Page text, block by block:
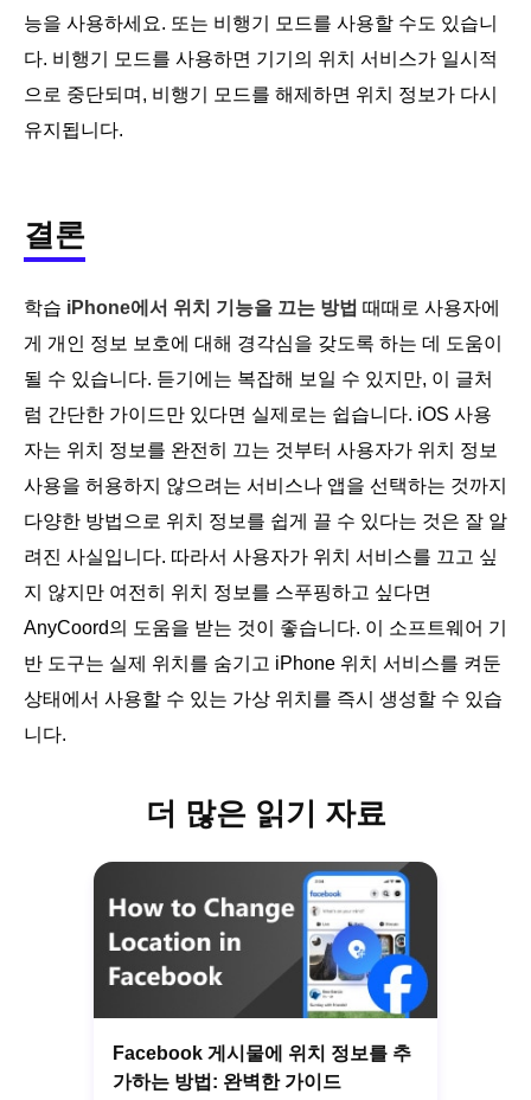
능을 사용하세요. 또는 비행기 모드를 사용할 수도 있습니
다. 비행기 모드를 사용하면 기기의 위치 서비스가 일시적
으로 중단되며, 비행기 모드를 해제하면 위치 정보가 다시
유지됩니다.
결론
학습 iPhone에서 위치 기능을 끄는 방법 때때로 사용자에
게 개인 정보 보호에 대해 경각심을 갖도록 하는 데 도움이
될 수 있습니다. 듣기에는 복잡해 보일 수 있지만, 이 글처
럼 간단한 가이드만 있다면 실제로는 쉽습니다. iOS 사용
자는 위치 정보를 완전히 끄는 것부터 사용자가 위치 정보
사용을 허용하지 않으려는 서비스나 앱을 선택하는 것까지
다양한 방법으로 위치 정보를 쉽게 끌 수 있다는 것은 잘 알
려진 사실입니다. 따라서 사용자가 위치 서비스를 끄고 싶
지 않지만 여전히 위치 정보를 스푸핑하고 싶다면
AnyCoord의 도움을 받는 것이 좋습니다. 이 소프트웨어 기
반 도구는 실제 위치를 숨기고 iPhone 위치 서비스를 켜둔
상태에서 사용할 수 있는 가상 위치를 즉시 생성할 수 있습
니다.
더 많은 읽기 자료
Facebook 게시물에 위치 정보를 추
가하는 방법: 완벽한 가이드